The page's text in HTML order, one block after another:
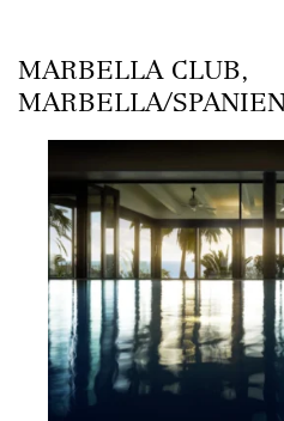
MARBELLA CLUB,
MARBELLA/SPANIEN